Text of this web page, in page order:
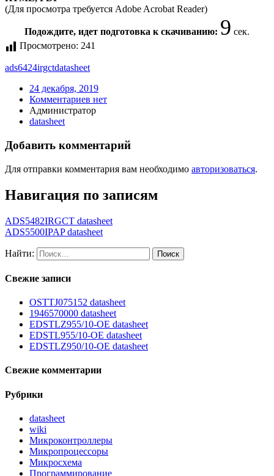
(Для просмотра требуется Adobe Acrobat Reader)
Подождите, идет подготовка к скачиванию: 8 сек.
Просмотрено: 241
ads6424irgctdatasheet
24 декабря, 2019
Комментариев нет
Администратор
datasheet
Добавить комментарий
Для отправки комментария вам необходимо авторизоваться.
Навигация по записям
ADS5482IRGCT datasheet
ADS5500IPAP datasheet
Найти:
Свежие записи
OSTTJ075152 datasheet
1946570000 datasheet
EDSTLZ955/10-OE datasheet
EDSTL955/10-OE datasheet
EDSTLZ950/10-OE datasheet
Свежие комментарии
Рубрики
datasheet
wiki
Микроконтроллеры
Микропроцессоры
Микросхема
Программирование